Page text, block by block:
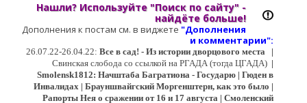
Нашли? Используйте "Поиск по сайту" -
найдёте больше!
Дополнения к постам см. в виджете "Дополнения
и комментарии":
26.07.22-26.04.22: Все в сад! - Из истории дворцового места
|
Свинская слобода со ссылкой на РГАДА (тогда ЦГАДА) |
Smolensk1812: Начштаба Багратиона - Государю | Гюден в
Инвалидах | Брауншвайгский Моргенштерн, как это было |
Рапорты Нея о сражении от 16 и 17 августа | Смоленский